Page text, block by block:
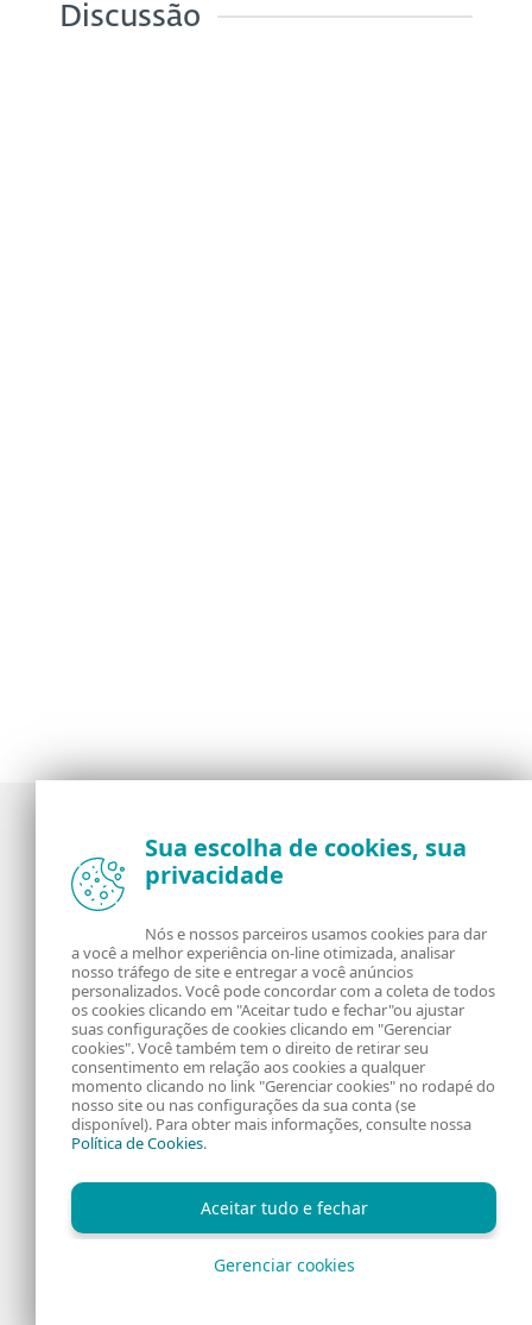
Discussão
Notícias, opiniões e análises da comunidade de
segurança da ESET
Sobre o WeLiveSecurity RSS Feed
Fale Conosco Endereço
Informação Legal Política de Cookies
Política de Privacidade
Sua escolha de cookies, sua
privacidade
Nós e nossos parceiros usamos cookies para dar
a você a melhor experiência on-line otimizada, analisar
nosso tráfego de site e entregar a você anúncios
personalizados. Você pode concordar com a coleta de todos
os cookies clicando em "Aceitar tudo e fechar"ou ajustar
suas configurações de cookies clicando em "Gerenciar
cookies". Você também tem o direito de retirar seu
consentimento em relação aos cookies a qualquer
momento clicando no link "Gerenciar cookies" no rodapé do
nosso site ou nas configurações da sua conta (se
disponível). Para obter mais informações, consulte nossa
Política de Cookies.
Aceitar tudo e fechar
Gerenciar cookies